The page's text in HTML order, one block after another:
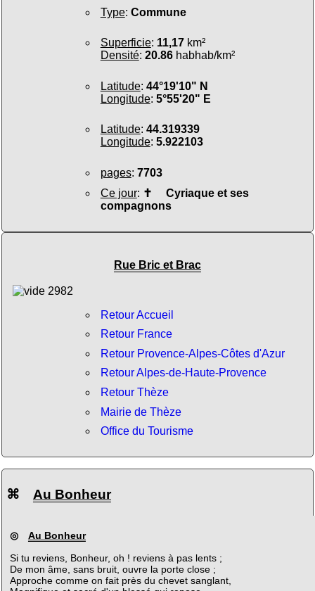
Type: Commune
Superficie: 11,17km²
Densité: 20.86habhab/km²
Latitude: 44°19'10" N
Longitude: 5°55'20" E
Latitude: 44.319339
Longitude: 5.922103
pages: 7703
Ce jour: ✝ Cyriaque et ses
compagnons
Rue Bric et Brac
Retour Accueil
Retour France
Retour Provence-Alpes-Côtes d'Azur
Retour Alpes-de-Haute-Provence
Retour Thèze
Mairie de Thèze
Office du Tourisme
⌘ Au Bonheur
◎ Au Bonheur
Si tu reviens, Bonheur, oh ! reviens à pas lents ;
De mon âme, sans bruit, ouvre la porte close ;
Approche comme on fait près du chevet sanglant,